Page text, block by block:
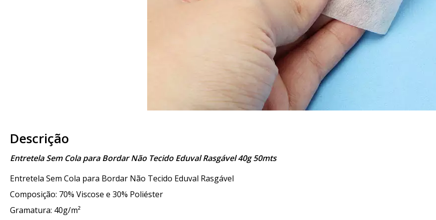
Descrição
Entretela Sem Cola para Bordar Não Tecido Eduval Rasgável 40g 50mts
Entretela Sem Cola para Bordar Não Tecido Eduval Rasgável
Composição: 70% Viscose e 30% Poliéster
Gramatura: 40g/m²